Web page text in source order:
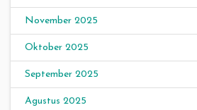
November 2025
Oktober 2025
September 2025
Agustus 2025